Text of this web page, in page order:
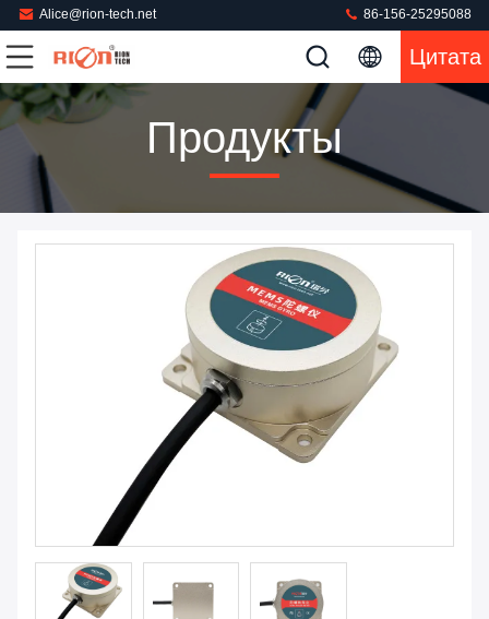
Alice@rion-tech.net 86-156-25295088
Цитата
Продукты